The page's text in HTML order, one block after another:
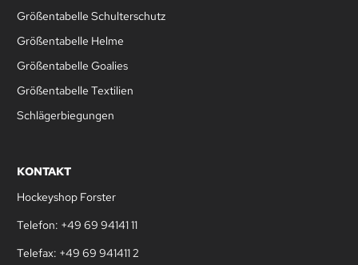
Größentabelle Schulterschutz
Größentabelle Helme
Größentabelle Goalies
Größentabelle Textilien
Schlägerbiegungen
KONTAKT
Hockeyshop Forster
Telefon: +49 69 94141 11
Telefax: +49 69 941411 2